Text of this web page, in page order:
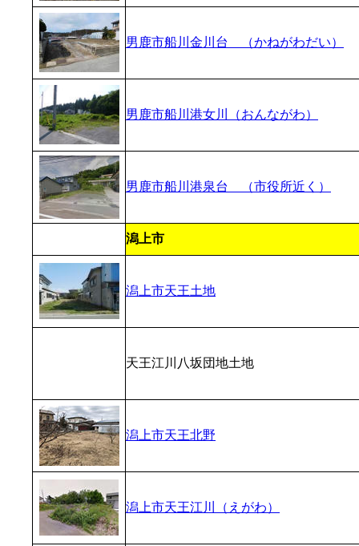
男鹿市船川金川台 （かねがわだい）
男鹿市船川港女川（おんながわ）
男鹿市船川港泉台 （市役所近く）
潟上市
潟上市天王土地
天王江川八坂団地土地
潟上市天王北野
潟上市天王江川（えがわ）